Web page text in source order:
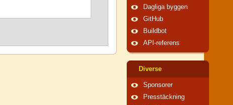
Dagliga byggen
GitHub
Buildbot
API-referens
Diverse
Sponsorer
Presstäckning